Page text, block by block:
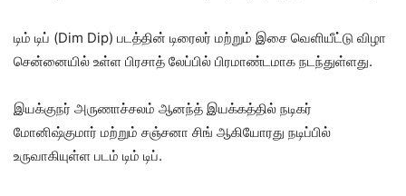
டிம் டிப் (Dim Dip) படத்தின் டிரைலர் மற்றும் இசை வெளியீட்டு விழா
சென்னையில் உள்ள பிரசாத் லேப்பில் பிரமாண்டமாக நடந்துள்ளது.
இயக்குநர் அருணாச்சலம் ஆனந்த் இயக்கத்தில் நடிகர்
மோனிஷ்குமார் மற்றும் சஞ்சனா சிங் ஆகியோரது நடிப்பில்
உருவாகியுள்ள படம் டிம் டிப்.